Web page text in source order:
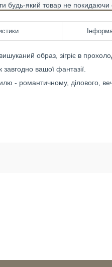
будь-який товар не покидаючи
образ, зігріє в
вашої фантазії.
- романтичному, ділового,